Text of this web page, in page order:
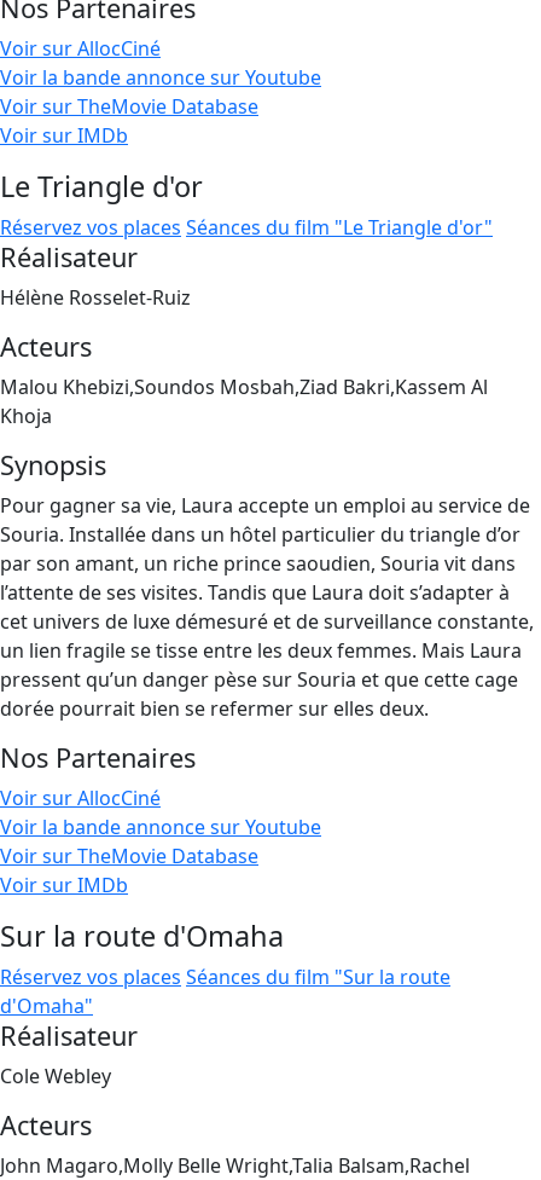
Nos Partenaires
Voir sur AllocCiné
Voir la bande annonce sur Youtube
Voir sur TheMovie Database
Voir sur IMDb
Le Triangle d'or
Réservez vos places Séances du film "Le Triangle d'or"
Réalisateur
Hélène Rosselet-Ruiz
Acteurs
Malou Khebizi,Soundos Mosbah,Ziad Bakri,Kassem Al
Khoja
Synopsis
Pour gagner sa vie, Laura accepte un emploi au service de
Souria. Installée dans un hôtel particulier du triangle d’or
par son amant, un riche prince saoudien, Souria vit dans
l’attente de ses visites. Tandis que Laura doit s’adapter à
cet univers de luxe démesuré et de surveillance constante,
un lien fragile se tisse entre les deux femmes. Mais Laura
pressent qu’un danger pèse sur Souria et que cette cage
dorée pourrait bien se refermer sur elles deux.
Nos Partenaires
Voir sur AllocCiné
Voir la bande annonce sur Youtube
Voir sur TheMovie Database
Voir sur IMDb
Sur la route d'Omaha
Réservez vos places Séances du film "Sur la route
d'Omaha"
Réalisateur
Cole Webley
Acteurs
John Magaro,Molly Belle Wright,Talia Balsam,Rachel